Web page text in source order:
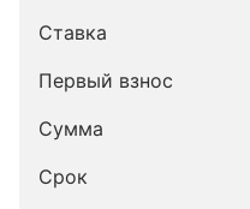
Ставка
Первый взнос
Сумма
Срок